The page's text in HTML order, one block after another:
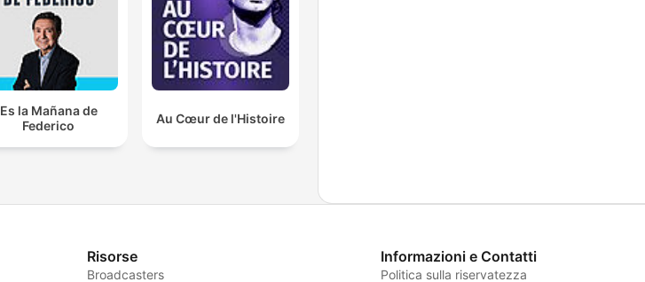
Es la Mañana de
Federico
Au Cœur de l'Histoire
Risorse
Broadcasters
Informazioni e Contatti
Politica sulla riservatezza